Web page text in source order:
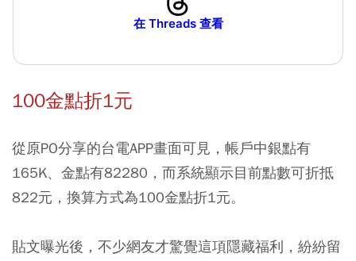
在 Threads 查看
100金點折1元
從原PO分享的台電APP畫面可見，帳戶中銀點有
165K、金點有82280，而系統顯示目前點數可折抵
822元，換算方式為100金點折1元。
貼文曝光後，不少網友才驚覺這項隱藏福利，紛紛留